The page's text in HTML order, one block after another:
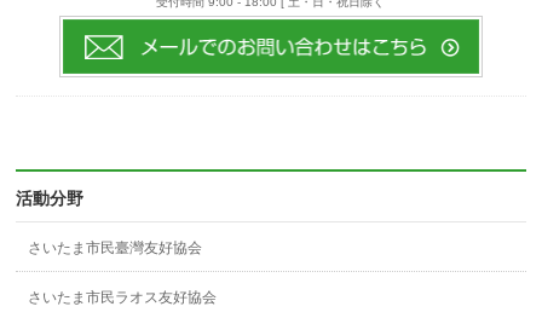
活動分野
さいたま市民臺灣友好協会
さいたま市民ラオス友好協会